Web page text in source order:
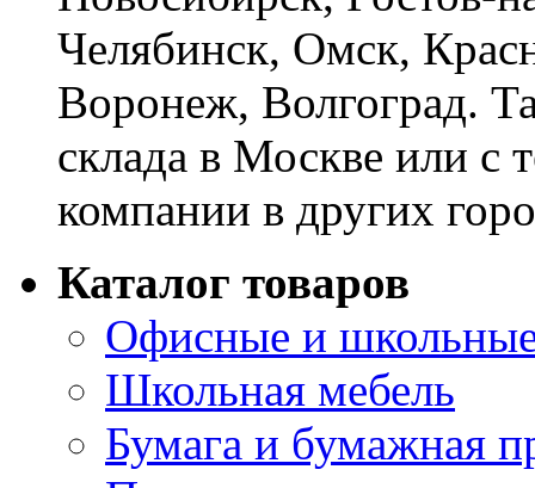
Челябинск, Омск,
Воронеж, Волгоград.
склада в Москве или с
компании в других
Каталог товаров
Офисные и
Школьная мебель
Бумага и бумажная